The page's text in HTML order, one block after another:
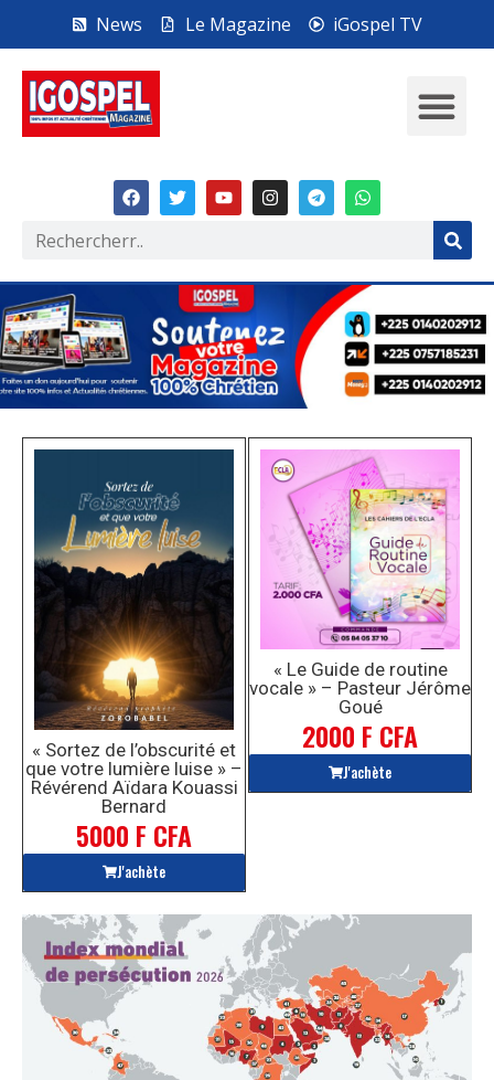
News Le Magazine iGospel TV
« Sortez de l’obscurité et
que votre lumière luise » –
Révérend Aïdara Kouassi
Bernard
5000 F CFA
J'achète
« Le Guide de routine
vocale » – Pasteur Jérôme
Goué
2000 F CFA
J'achète